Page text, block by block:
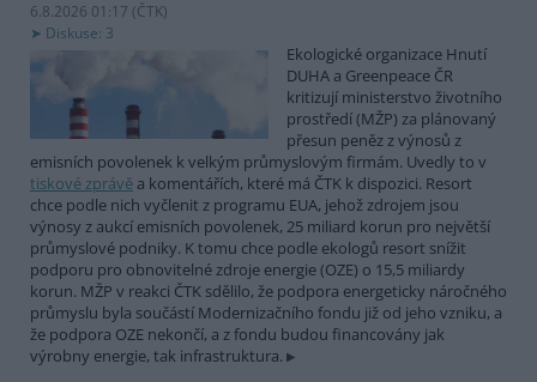
6.8.2026 01:17 (ČTK)
Diskuse: 3
Ekologické organizace Hnutí
DUHA a Greenpeace ČR
kritizují ministerstvo životního
prostředí (MŽP) za plánovaný
přesun peněz z výnosů z
emisních povolenek k velkým průmyslovým firmám. Uvedly to v
tiskové zprávě a komentářích, které má ČTK k dispozici. Resort
chce podle nich vyčlenit z programu EUA, jehož zdrojem jsou
výnosy z aukcí emisních povolenek, 25 miliard korun pro největší
průmyslové podniky. K tomu chce podle ekologů resort snížit
podporu pro obnovitelné zdroje energie (OZE) o 15,5 miliardy
korun. MŽP v reakci ČTK sdělilo, že podpora energeticky náročného
průmyslu byla součástí Modernizačního fondu již od jeho vzniku, a
že podpora OZE nekončí, a z fondu budou financovány jak
výrobny energie, tak infrastruktura.